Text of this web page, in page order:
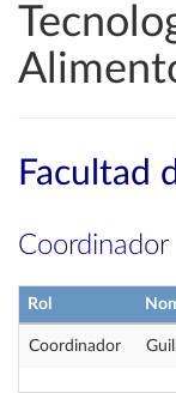
Facultad
Coordinador
Rol
Coordinador